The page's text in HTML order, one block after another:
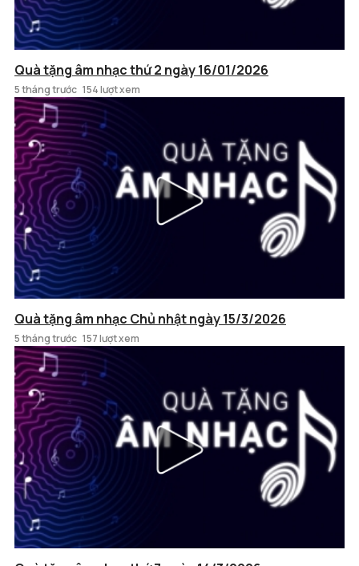
Quà tặng âm nhạc thứ 2 ngày 16/01/2026
5 tháng trước 154 lượt xem
Quà tặng âm nhạc Chủ nhật ngày 15/3/2026
5 tháng trước 157 lượt xem